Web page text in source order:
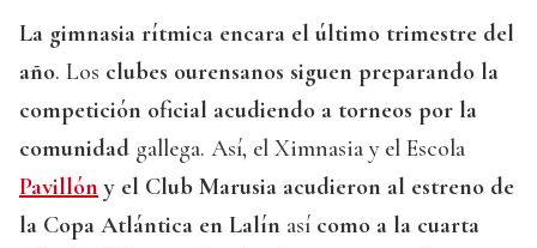
La gimnasia rítmica encara el último trimestre del
año. Los clubes ourensanos siguen preparando la
competición oficial acudiendo a torneos por la
comunidad gallega. Así, el Ximnasia y el Escola
Pavillón y el Club Marusia acudieron al estreno de
la Copa Atlántica en Lalín así como a la cuarta